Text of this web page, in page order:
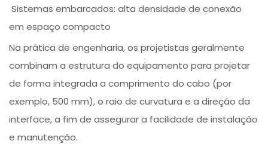
Sistemas embarcados: alta densidade de conexão
em espaço compacto
Na prática de engenharia, os projetistas geralmente
combinam a estrutura do equipamento para projetar
de forma integrada a comprimento do cabo (por
exemplo, 500 mm), o raio de curvatura e a direção da
interface, a fim de assegurar a facilidade de instalação
e manutenção.